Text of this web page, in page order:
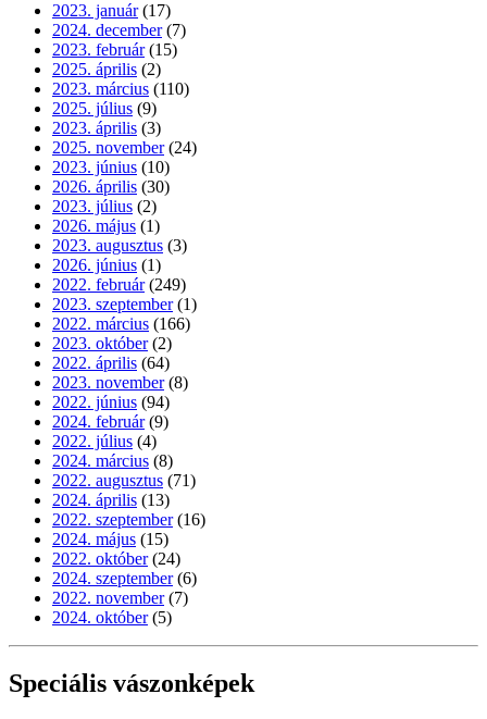
2023. január (17)
2024. december (7)
2023. február (15)
2025. április (2)
2023. március (110)
2025. július (9)
2023. április (3)
2025. november (24)
2023. június (10)
2026. április (30)
2023. július (2)
2026. május (1)
2023. augusztus (3)
2026. június (1)
2022. február (249)
2023. szeptember (1)
2022. március (166)
2023. október (2)
2022. április (64)
2023. november (8)
2022. június (94)
2024. február (9)
2022. július (4)
2024. március (8)
2022. augusztus (71)
2024. április (13)
2022. szeptember (16)
2024. május (15)
2022. október (24)
2024. szeptember (6)
2022. november (7)
2024. október (5)
Speciális vászonképek